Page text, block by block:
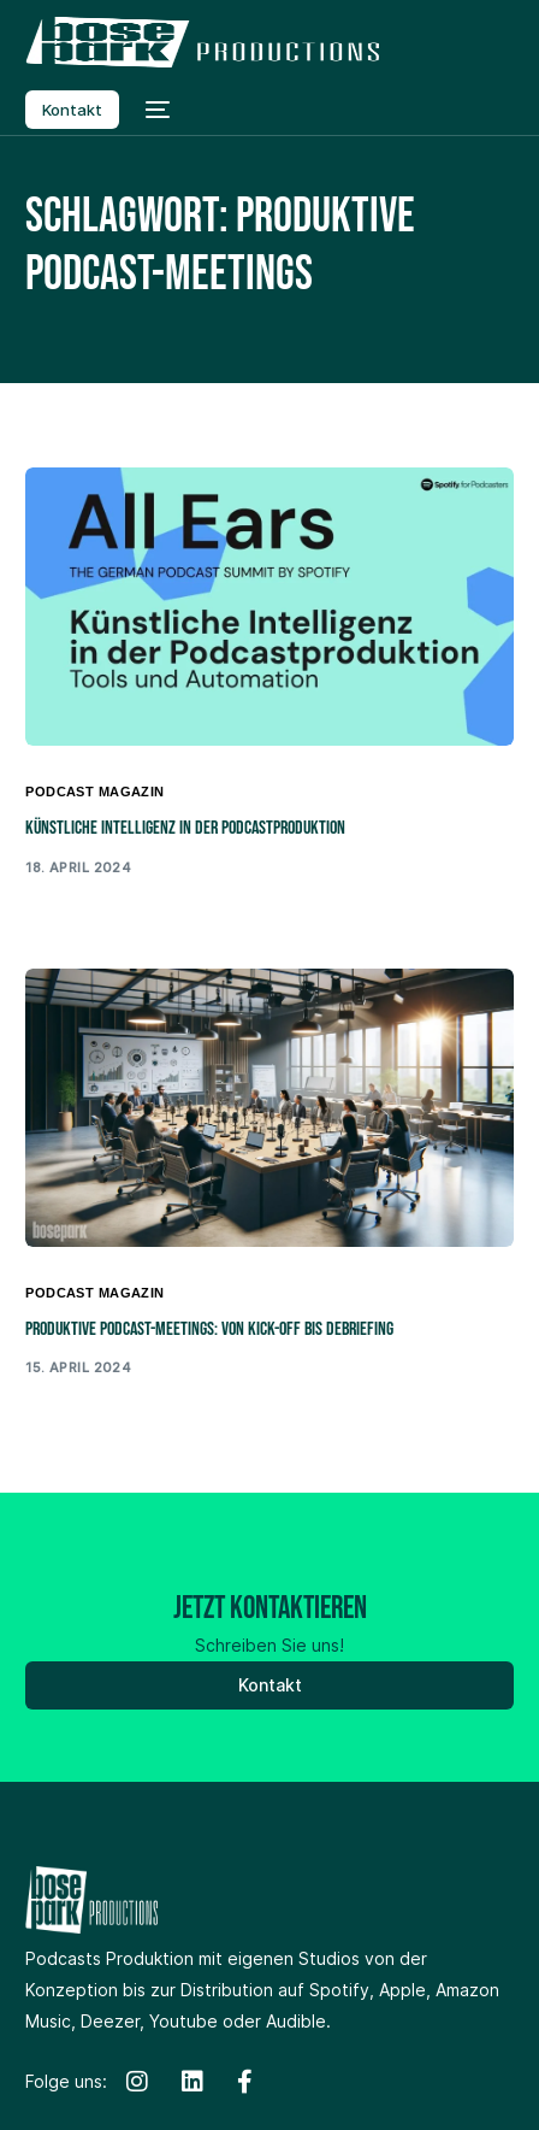
Kontakt
Schlagwort:produktive
Podcast-Meetings
PODCAST MAGAZIN
Künstliche Intelligenz in der Podcastproduktion
18. APRIL 2024
PODCAST MAGAZIN
Produktive Podcast-Meetings: Von Kick-off bis Debriefing
15. APRIL 2024
Jetzt kontaktieren
Schreiben Sie uns!
Kontakt
Podcasts Produktionmit eigenen Studiosvon der
Konzeption bis zur Distribution auf Spotify, Apple, Amazon
Music, Deezer, Youtube oder Audible.
Folge uns: